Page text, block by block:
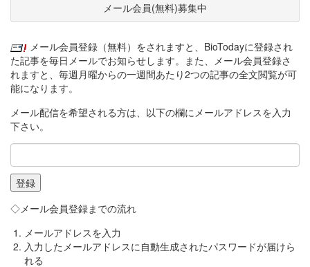
メール会員(無料)募集中
メール会員登録（無料）をされますと、BioTodayに登録され
た記事を毎日メールでお知らせします。また、メール会員登録さ
れますと、毎週月曜からの一週間あたり2つの記事の全文閲覧が可
能になります。
メール配信を希望される方は、以下の欄にメールアドレスを入力
下さい。
◇メール会員登録までの流れ
メールアドレスを入力
入力したメールアドレスに自動生成されたパスワードが届けら
れる